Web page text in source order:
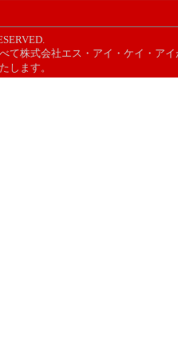
て株式会社エス・アイ・ケイ・ア
します。